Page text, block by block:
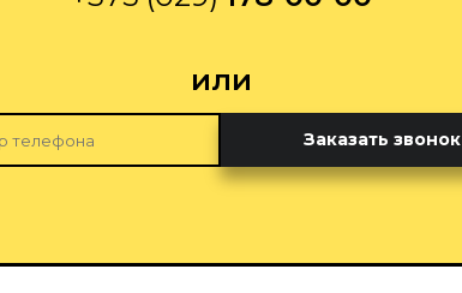
или
Заказать звонок